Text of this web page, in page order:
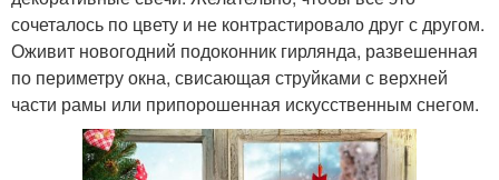
сочеталось по цвету и не контрастировало друг с другом.
Оживит новогодний подоконник гирлянда, развешенная
по периметру окна, свисающая струйками с верхней
части рамы или припорошенная искусственным снегом.